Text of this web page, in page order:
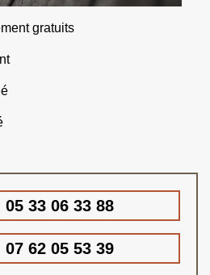
gratuits
05 33 06 33 88
07 62 05 53 39